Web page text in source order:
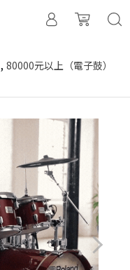
, 80000元以上（電子鼓）